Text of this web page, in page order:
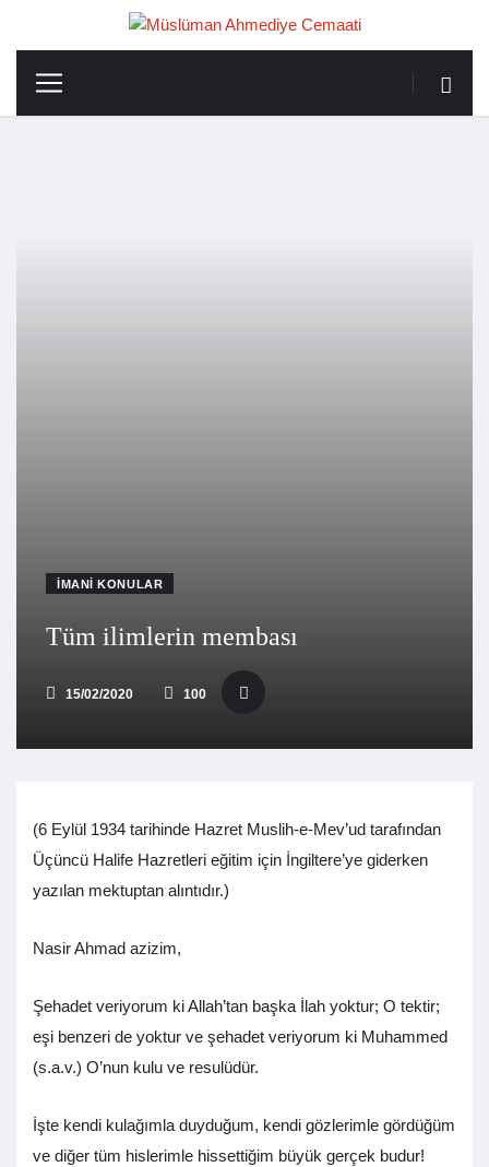
İMANI KONULAR
Tüm ilimlerin membası
15/02/2020 100
(6 Eylül 1934 tarihinde Hazret Muslih-e-Mev’ud tarafından
Üçüncü Halife Hazretleri eğitim için İngiltere’ye giderken
yazılan mektuptan alıntıdır.)
Nasir Ahmad azizim,
Şehadet veriyorum ki Allah’tan başka İlah yoktur; O tektir;
eşi benzeri de yoktur ve şehadet veriyorum ki Muhammed
(s.a.v.) O’nun kulu ve resulüdür.
İşte kendi kulağımla duyduğum, kendi gözlerimle gördüğüm
ve diğer tüm hislerimle hissettiğim büyük gerçek budur!